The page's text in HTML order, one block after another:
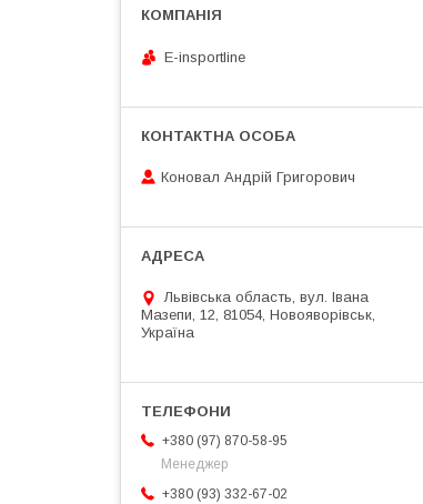
E-insportline
Коновал Андрій Григорович
Львівська область, вул. Івана
Мазепи, 12, 81054, Новояворівськ,
Україна
+380 (97) 870-58-95
Менеджер
+380 (93) 332-67-02